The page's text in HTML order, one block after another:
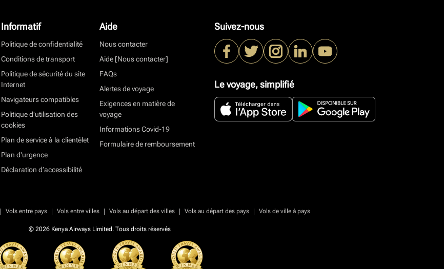
Informatif
Politique de confidentialité
Conditions de transport
Politique de sécurité du site
Internet
Navigateurs compatibles
Politique d’utilisation des
cookies
Plan de service à la clientèlet
Plan d'urgence
Déclaration d’accessibilité
Aide
Nous contacter
Aide [Nous contacter]
FAQs
Alertes de voyage
Exigences en matière de
voyage
Informations Covid-19
Formulaire de remboursement
Suivez-nous
Le voyage, simplifié
| Vols entre pays | Vols entre villes | Vols au départ des villes | Vols au départ des pays | Vols de ville à pays
© 2026 Kenya Airways Limited. Tous droits réservés